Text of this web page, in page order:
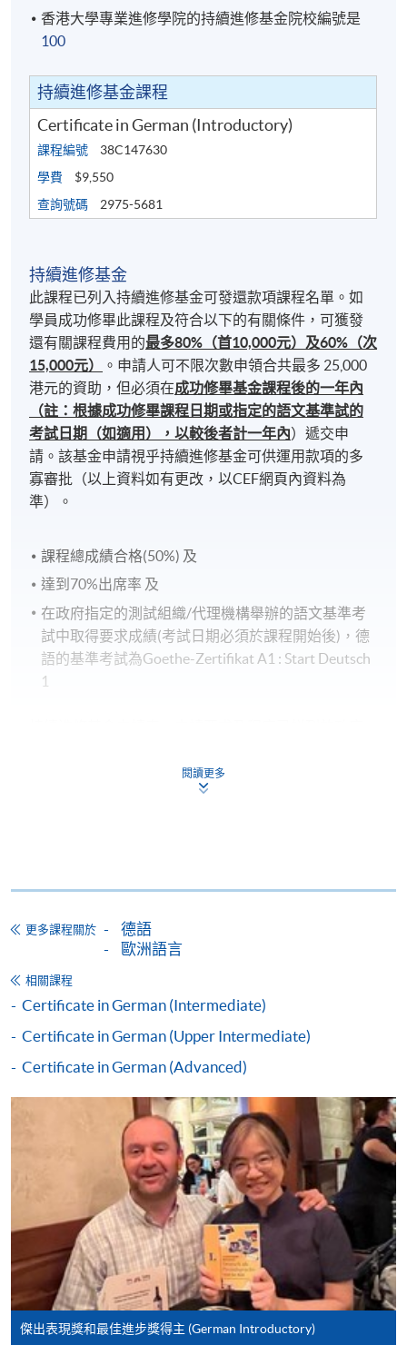
香港大學專業進修學院的持續進修基金院校編號是
100
持續進修基金課程
Certificate in German (Introductory)
課程編號
38C147630
學費
$9,550
查詢號碼
2975-5681
持續進修基金
此課程已列入持續進修基金可發還款項課程名單。如
學員成功修畢此課程及符合以下的有關條件，可獲發
還有關課程費用的最多80%（首10,000元）及60%（次
15,000元）
。申請人可不限次數申領合共最多 25,000
港元的資助，但必須在成功修畢基金課程後的一年內
（註：根據成功修畢課程日期或指定的語文基準試的
考試日期（如適用），以較後者計一年內）遞交申
請。該基金申請視乎持續進修基金可供運用款項的多
寡審批（以上資料如有更改，以CEF網頁內資料為
準）。
課程總成績合格(50%) 及
達到70%出席率 及
在政府指定的測試組織/代理機構舉辦的語文基準考
試中取得要求成績(考試日期必須於課程開始後)，德
語的基準考試為Goethe-Zertifikat A1 : Start Deutsch
1
。若對該基金有任何查詢，可致
電3142 2277聯絡持續進修基金辦事處或電郵
本課程已加入持續進修基金可獲發還款項課程名單內
Certificate in German (Introductory)
下載申請表
報名辦法
網上報名服務
香港大學專業進修學院提供24小時網上報名及繳費服
務，申請人可通過網上申請個別學歷頒授課程和報讀
大部份公開招生的課程(以先到先得形式報名的課程)。
閱讀更多
更多課程關於
德語
歐洲語言
相關課程
Certificate in German (Intermediate)
Certificate in German (Upper Intermediate)
Certificate in German (Advanced)
傑出表現獎和最佳進步獎得主 (German Introductory)